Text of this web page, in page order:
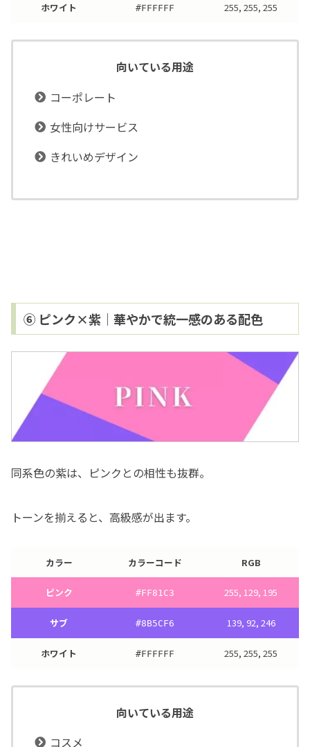
ホワイト #FFFFFF 255, 255, 255
向いている用途
コーポレート
女性向けサービス
きれいめデザイン
⑥ ピンク×紫｜華やかで統一感のある配色
同系色の紫は、ピンクとの相性も抜群。
トーンを揃えると、高級感が出ます。
カラー カラーコード RGB
ピンク #FF81C3 255, 129, 195
サブ #8B5CF6 139, 92, 246
ホワイト #FFFFFF 255, 255, 255
向いている用途
コスメ